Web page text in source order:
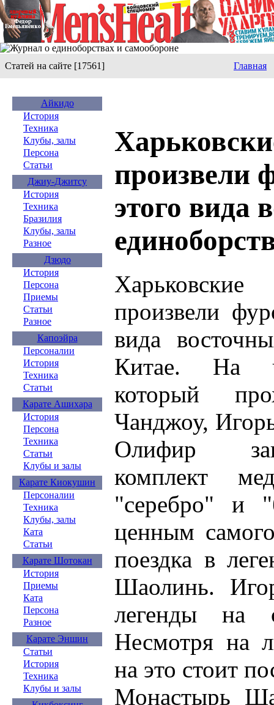
Статей на сайте [17561] Главная
Айкидо
История
Техника
Клубы, залы
Персона
Статьи
Джиу-Джитсу
История
Техника
Бразилия
Клубы, залы
Разное
Дзюдо
История
Персона
Приемы
Статьи
Разное
Капоэйра
Персоналии
История
Техника
Статьи
Карате Ашихара
История
Персона
Техника
Статьи
Клубы и залы
Карате Киокушин
Персоналии
Техника
Клубы, залы
Ката
Статьи
Карате Шотокан
История
Приемы
Ката
Персона
Разное
Карате Эншин
Статьи
История
Техника
Клубы и залы
произвели
этого вида
произвели
вида
Китае. На
который
Чанджоу,
Олифир
комплект
"серебро" и
ценным
поездка в
Шаолинь.
легенды на
Несмотря на
на это стоит
Монастырь